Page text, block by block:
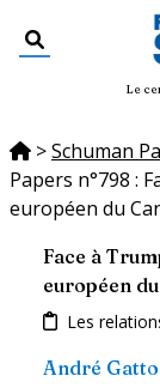
Le
>Schuman
Papers n°798 :
européen du
Face à
européen
Les
André